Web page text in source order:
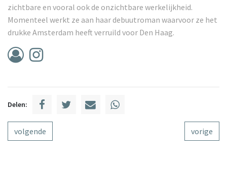
zichtbare en vooral ook de onzichtbare werkelijkheid.
Momenteel werkt ze aan haar debuutroman waarvoor ze het
drukke Amsterdam heeft verruild voor Den Haag.
Delen:
volgende vorige